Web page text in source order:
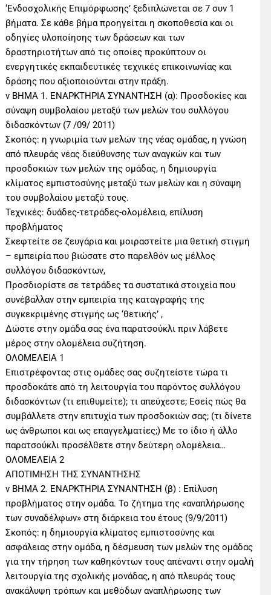
‘Ενδοσχολικής Επιμόρφωσης’ ξεδιπλώνεται σε 7 συν 1
βήματα. Σε κάθε βήμα προηγείται η σκοποθεσία και οι
οδηγίες υλοποίησης των δράσεων και των
δραστηριοτήτων από τις οποίες προκύπτουν οι
ενεργητικές εκπαιδευτικές τεχνικές επικοινωνίας και
δράσης που αξιοποιούνται στην πράξη.
v ΒΗΜΑ 1. ΕΝΑΡΚΤΗΡΙΑ ΣΥΝΑΝΤΗΣΗ (α): Προσδοκίες και
σύναψη συμβολαίου μεταξύ των μελών του συλλόγου
διδασκόντων (7 /09/ 2011)
Σκοπός: η γνωριμία των μελών της νέας ομάδας, η γνώση
από πλευράς νέας διεύθυνσης των αναγκών και των
προσδοκιών των μελών της ομάδας, η δημιουργία
κλίματος εμπιστοσύνης μεταξύ των μελών και η σύναψη
του συμβολαίου μεταξύ τους.
Τεχνικές: δυάδες-τετράδες-ολομέλεια, επίλυση
προβλήματος
Σκεφτείτε σε ζευγάρια και μοιραστείτε μια θετική στιγμή
– εμπειρία που βιώσατε στο παρελθόν ως μέλλος
συλλόγου διδασκόντων,
Προσδιορίστε σε τετράδες τα συστατικά στοιχεία που
συνέβαλλαν στην εμπειρία της καταγραφής της
συγκεκριμένης στιγμής ως ‘θετικής’ ,
Δώστε στην ομάδα σας ένα παρατσούκλι πριν λάβετε
μέρος στην ολομέλεια συζήτηση.
ΟΛΟΜΕΛΕΙΑ 1
Επιστρέφοντας στις ομάδες σας συζητείστε τώρα τι
προσδοκάτε από τη λειτουργία του παρόντος συλλόγου
διδασκόντων (τι επιθυμείτε); τι απεύχεστε; Εσείς πώς θα
συμβάλλετε στην επιτυχία των προσδοκιών σας; (τι δίνετε
ως άνθρωποι και ως επαγγελματίες;) Με το ίδιο ή άλλο
παρατσούκλι προσέλθετε στην δεύτερη ολομέλεια…
ΟΛΟΜΕΛΕΙΑ 2
ΑΠΟΤΙΜΗΣΗ ΤΗΣ ΣΥΝΑΝΤΗΣΗΣ
v ΒΗΜΑ 2. ΕΝΑΡΚΤΗΡΙΑ ΣΥΝΑΝΤΗΣΗ (β) : Επίλυση
προβλήματος στην ομάδα. Το ζήτημα της «αναπλήρωσης
των συναδέλφων» στη διάρκεια του έτους (9/9/2011)
Σκοπός: η δημιουργία κλίματος εμπιστοσύνης και
ασφάλειας στην ομάδα, η δέσμευση των μελών της ομάδας
για την τήρηση των καθηκόντων τους απέναντι στην ομαλή
λειτουργία της σχολικής μονάδας, η από πλευράς τους
ανακάλυψη τρόπων και μεθόδων αναπλήρωσης των